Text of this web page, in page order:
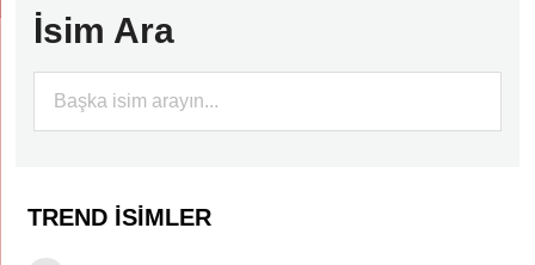
İsim Ara
TREND İSIMLER